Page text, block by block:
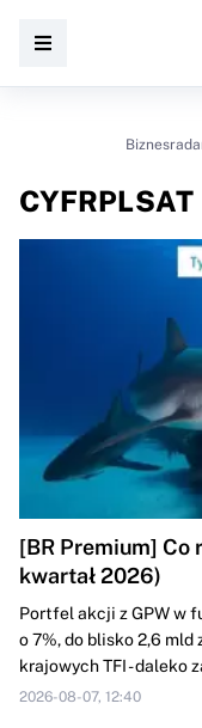
CYFRPLSAT
[BR Premium] Co
kwartał 2026)
Portfel akcji z GPW w
o 7%, do blisko 2,6 mld
krajowych TFI - daleko
2026-08-07, 12:40